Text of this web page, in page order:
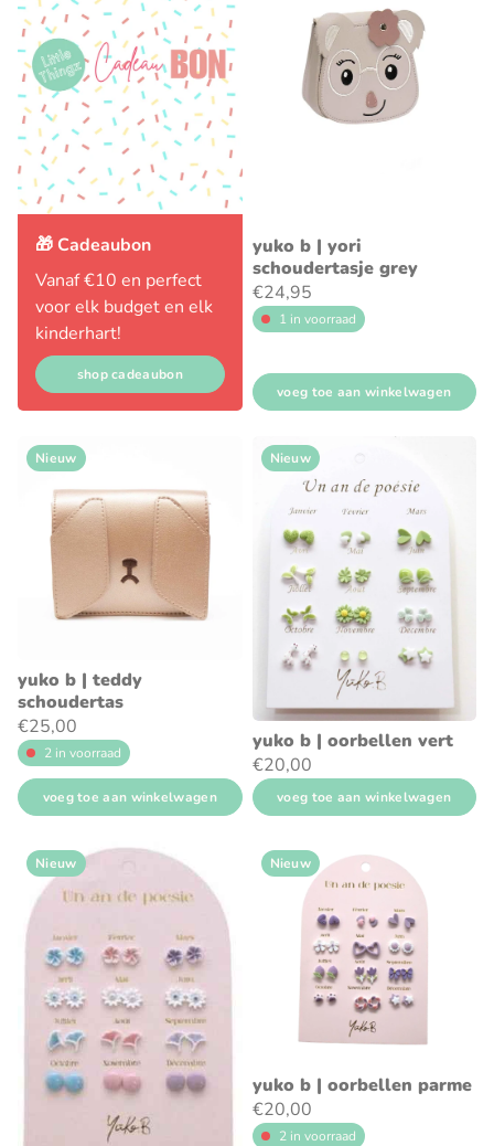
🎁 Cadeaubon
Vanaf €10 en perfect
voor elk budget en elk
kinderhart!
shop cadeaubon
yuko b | yori
schoudertasje grey
€24,95
1 in voorraad
voeg toe aan winkelwagen
Nieuw
yuko b | teddy
schoudertas
€25,00
2 in voorraad
voeg toe aan winkelwagen
Nieuw
yuko b | oorbellen vert
€20,00
voeg toe aan winkelwagen
Nieuw Nieuw
yuko b | oorbellen parme
€20,00
2 in voorraad